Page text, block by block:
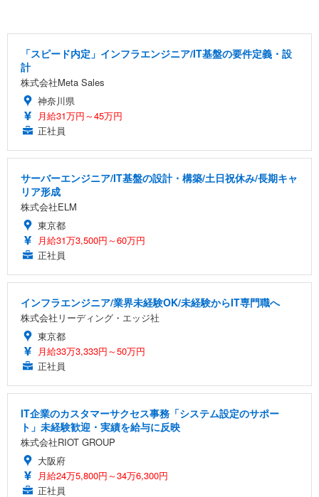
「スピード内定」インフラエンジニア/IT基盤の要件定義・設
計
株式会社Meta Sales
神奈川県
月給31万円～45万円
正社員
サーバーエンジニア/IT基盤の設計・構築/土日祝休み/長期キャ
リア形成
株式会社ELM
東京都
月給31万3,500円～60万円
正社員
インフラエンジニア/業界未経験OK/未経験からIT専門職へ
株式会社リーディング・エッジ社
東京都
月給33万3,333円～50万円
正社員
IT企業のカスタマーサクセス事務「システム設定のサポー
ト」未経験歓迎・実績を給与に反映
株式会社RIOT GROUP
大阪府
月給24万5,800円～34万6,300円
正社員